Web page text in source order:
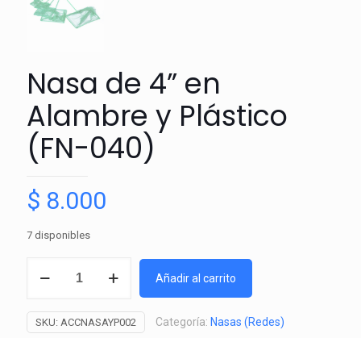
Nasa de 4” en
Alambre y Plástico
(FN-040)
$ 8.000
7 disponibles
en
Añadir al carrito
SKU: ACCNASAYP002 Categoría: Nasas (Redes)